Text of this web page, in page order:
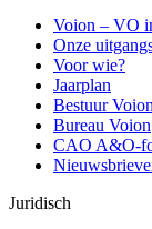
Voion – VO
Onze
Voor wie?
Jaarplan
Bestuur Voion
Bureau Voion
CAO A&O-
Juridisch